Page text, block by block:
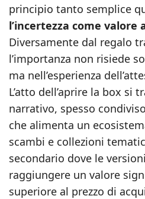
principio tanto semplice
l’incertezza come valore
Diversamente dal regalo
l’importanza non risiede
ma nell’esperienza
L’atto dell’aprire la box si
narrativo, spesso
che alimenta un
scambi e collezioni
secondario dove le
raggiungere un valore
superiore al prezzo di